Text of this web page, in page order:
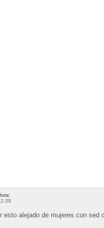
esto alejado de mujeres con sed